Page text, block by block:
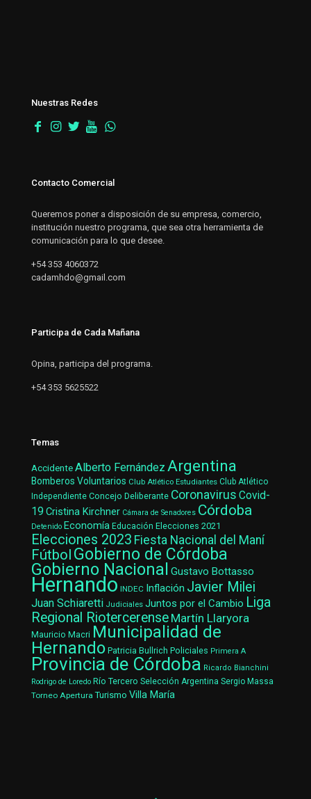
Nuestras Redes
Contacto Comercial
Queremos poner a disposición de su empresa, comercio,
institución nuestro programa, que sea otra herramienta de
comunicación para lo que desee.
+54 353 4060372
cadamhdo@gmail.com
Participa de Cada Mañana
Opina, participa del programa.
+54 353 5625522
Temas
AccidenteAlberto Fernández Argentina
Bomberos Voluntarios Club Atlético Estudiantes Club Atlético
Independiente Concejo Deliberante Coronavirus Covid-
19 Cristina Kirchner Cámara de Senadores Córdoba
Detenido Economía Educación Elecciones 2021
Elecciones 2023 Fiesta Nacional del Maní
Fútbol Gobierno de Córdoba
Gobierno Nacional Gustavo Bottasso
Hernando INDEC Inflación Javier Milei
Juan Schiaretti Judiciales Juntos por el Cambio Liga
Regional Riotercerense Martín Llaryora
Mauricio Macri Municipalidad de
Hernando Patricia Bullrich Policiales Primera A
Provincia de Córdoba Ricardo Bianchini
Rodrigo de Loredo Río Tercero Selección Argentina Sergio Massa
Torneo Apertura Turismo Villa María